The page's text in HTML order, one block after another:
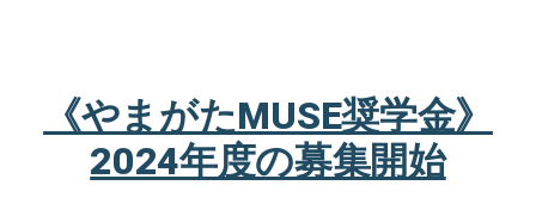
《やまがたMUSE奨学金》
2024年度の募集開始